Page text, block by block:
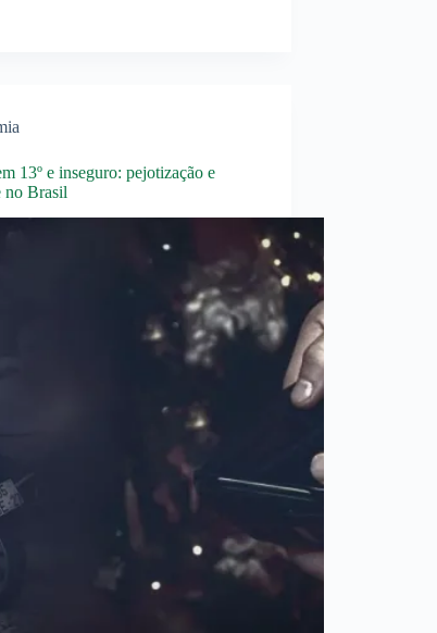
13º e inseguro: pejotização e
no Brasil